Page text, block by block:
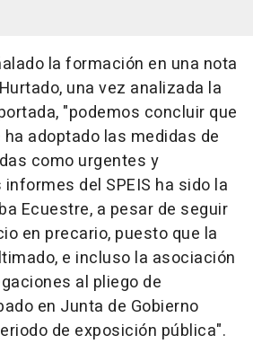
la formación en una nota
una vez analizada la
"podemos concluir que
adoptado las medidas de
como urgentes y
del SPEIS ha sido la
Ecuestre, a pesar de seguir
en precario, puesto que la
e incluso la asociación
al pliego de
en Junta de Gobierno
de exposición pública".